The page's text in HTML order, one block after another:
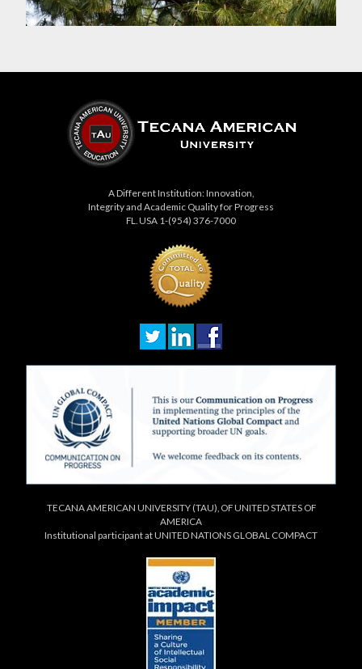
A Different Institution: Innovation,
Integrity and Academic Quality for Progress
FL. USA 1-(954) 376-7000
TECANA AMERICAN UNIVERSITY (TAU), OF UNITED STATES OF
AMERICA
Institutional participant at UNITED NATIONS GLOBAL COMPACT